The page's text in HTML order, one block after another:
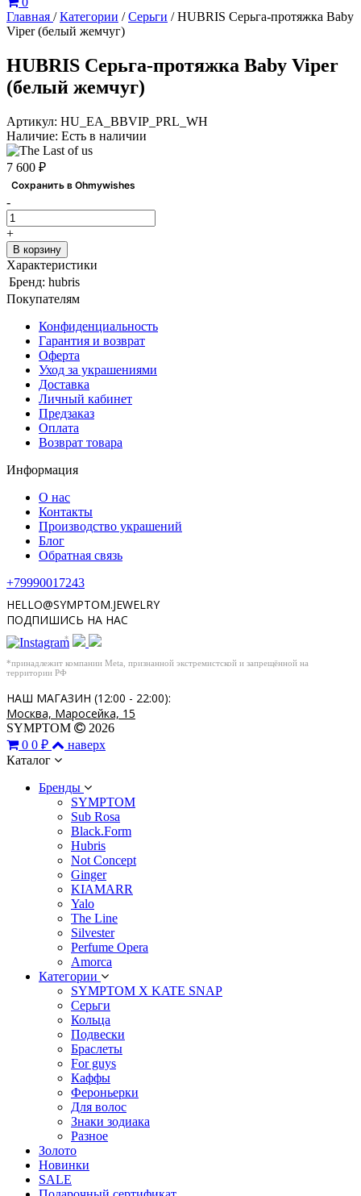
Главная /Категории /Серьги /HUBRIS Серьга-протяжка Baby
Viper (белый жемчуг)
HUBRIS Серьга-протяжка Baby Viper
(белый жемчуг)
Артикул: HU_EA_BBVIP_PRL_WH
Наличие: Есть в наличии
7 600 ₽
Сохранить в Ohmywishes
-
+
В корзину
Характеристики
Бренд: hubris
Покупателям
Конфиденциальность
Гарантия и возврат
Оферта
Уход за украшениями
Доставка
Личный кабинет
Предзаказ
Оплата
Возврат товара
Информация
О нас
Контакты
Производство украшений
Блог
Обратная связь
+79990017243
HELLO@SYMPTOM.JEWELRY
ПОДПИШИСЬ НА НАС
*
*принадлежит компании Meta, признанной экстремистской и запрещённой на
территории РФ
НАШ МАГАЗИН (12:00 - 22:00):
Москва, Маросейка, 15
SYMPTOM
2026
0 0 ₽
наверх
Каталог
Бренды
SYMPTOM
Sub Rosa
Black.Form
Hubris
Not Concept
Ginger
KIAMARR
Yalo
The Line
Silvester
Perfume Opera
Amorca
Категории
SYMPTOM X KATE SNAP
Серьги
Кольца
Подвески
Браслеты
For guys
Каффы
Фероньерки
Для волос
Знаки зодиака
Разное
Золото
Новинки
SALE